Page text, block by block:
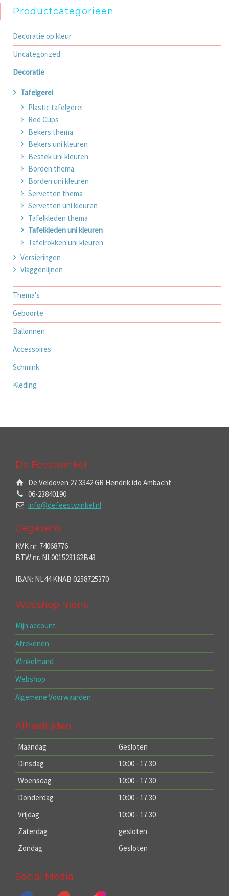
Productcategorieën
Decoratie op kleur
Uncategorized
Decoratie
Tafelgerei
Plastic tafelgerei
Red Cups
Bekers thema
Bekers uni kleuren
Bestek uni kleuren
Borden thema
Borden uni kleuren
Servetten thema
Servetten uni kleuren
Tafelkleden thema
Tafelkleden uni kleuren
Tafelrokken uni kleuren
Versieringen
Vlaggenlijnen
Thema's
Geboorte
Ballonnen
Accessoires
Schmink
Kleding
De Feestwinkel
De Veldoven 27 3342 GR Hendrik ido Ambacht
06-23840190
info@defeestwinkel.nl
Gegevens
KVK nr. 74068776
BTW nr. NL001523162B43
IBAN: NL44 KNAB 0258725370
Webshop menu
Mijn account
Afrekenen
Winkelmand
Webshop
Algemene Voorwaarden
Afhaaltijden
Maandag
Gesloten
Dinsdag
10:00 - 17.30
Woensdag
10:00 - 17.30
Donderdag
10:00 - 17.30
Vrijdag
10:00 - 17.30
Zaterdag
gesloten
Zondag
Gesloten
Social Media